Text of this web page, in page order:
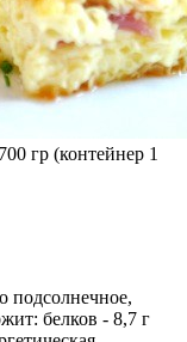
гр (контейнер 1
подсолнечное,
белков - 8,7 г